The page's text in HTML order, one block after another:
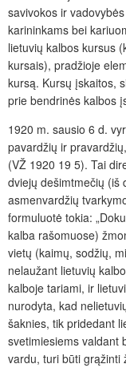
savivokos ir
karininkams bei
lietuvių kalbos kursus
kursais), pradžioje
kursą. Kursų įskaitos,
prie bendrinės kalbos
1920 m. sausio 6 d.
pavardžių ir
(VŽ 1920 19 5). Tai
dviejų dešimtmečių (iš
asmenvardžių
formuluotė tokia:
kalba rašomuose)
vietų (kaimų, sodžių,
nelaužant lietuvių
kalboje tariami, ir
nurodyta, kad
šaknies, tik pridedant
svetimiesiems valdant
vardu, turi būti grąžinti